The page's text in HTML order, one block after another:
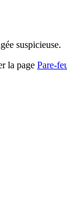
suspicieuse.
la page Pare-